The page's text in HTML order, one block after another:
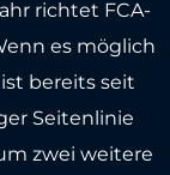
richtet FCA-
es möglich
bereits seit
Seitenlinie
zwei weitere